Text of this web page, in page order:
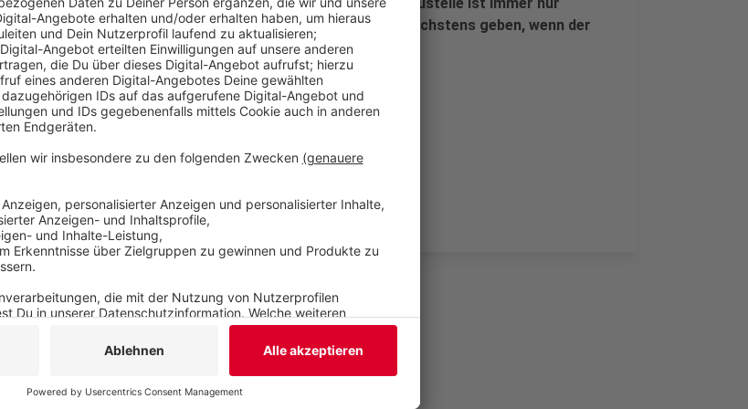
Tempo 80 erlaubt. Vollsperrungen in eine Richtung wird es höchstens geben, wenn der
sogenannte Flüsterasphalt aufgebracht wird.
Veröffentlicht:Dienstag, 08.07.2025 06:24